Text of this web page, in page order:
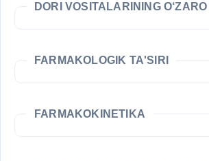
DORI VOSITALARINING O‘ZARO
FARMAKOLOGIK TA'SIRI
FARMAKOKINETIKA